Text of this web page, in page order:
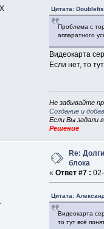
Цитата:
Проблема с
аппаратного
Видеокарта
Если нет, то
Не забывайте
Создание и
Если Вы задали
Решение
Re:
блока
« Ответ #7 :
Цитата:
Видеокарта
то тут всё